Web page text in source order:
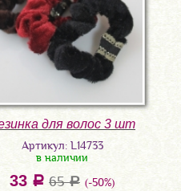
для волос 3 шт
Артикул: L14733
в наличии
33 a 65a (-50%)